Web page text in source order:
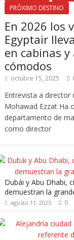
PRÓXIMO DESTINO
En 2026 los
Egyptair
en cabinas
cómodos
octubre 15, 2025
Entrevista a director
Mohawad Ezzat Ha
departamento de
como director
Dubái y Abu Dhabi,
demuestran la
agosto 11, 2025 0